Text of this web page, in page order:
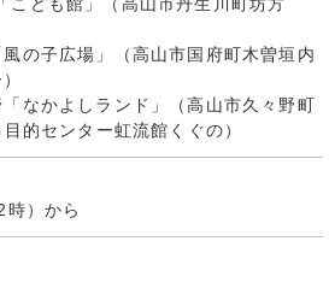
ども館」（高山市丹生川町坊方
の子広場」（高山市国府町木曽垣内
なかよしランド」（高山市久々野町
的センター虹流館くぐの）
）から